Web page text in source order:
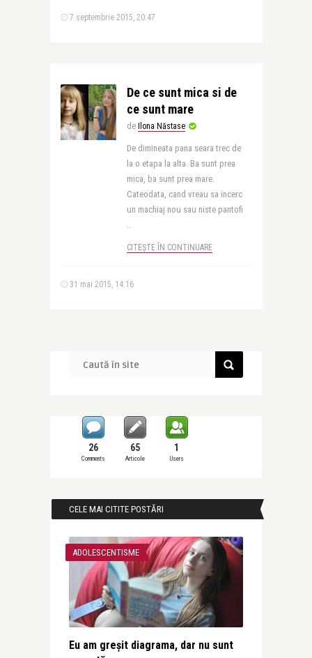
7 septembrie 2015, 20:47
De ce sunt mica si de
ce sunt mare
de Ilona Năstase
De dimineata pana seara trec de
la o etapa la alta. Ba sunt prea
mica, ba sunt prea mare.
Cateodata, cand vreau sa incerc
un machiaj nou sau niste pantofi
..
CITEȘTE ÎN CONTINUARE
31 mai 2015, 14:16
26
Comments
65
Articole
1
Users
CELE MAI CITITE POSTĂRI
ADOLESCENTISME
Eu am greșit diagrama, dar nu sunt